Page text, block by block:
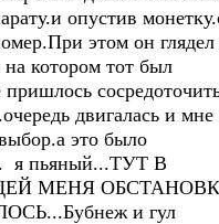
опустив
этом он
на котором тот был
двигалась и
это было
я пьяный...ТУТ В
МЕНЯ
и гул